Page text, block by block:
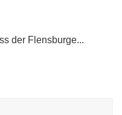
der Flensburge...